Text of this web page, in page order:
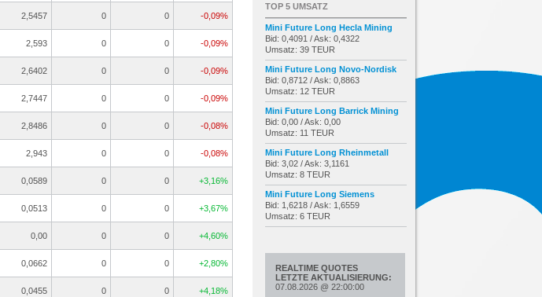
2,5457 0 0 -0,09%
2,593 0 0 -0,09%
2,6402 0 0 -0,09%
2,7447 0 0 -0,09%
2,8486 0 0 -0,08%
2,943 0 0 -0,08%
0,0589 0 0 +3,16%
0,0513 0 0 +3,67%
0,00 0 0 +4,60%
0,0662 0 0 +2,80%
0,0455 0 0 +4,18%
TOP 5 UMSATZ
Mini Future Long Hecla Mining
Bid: 0,4091 / Ask: 0,4322
Umsatz: 39 TEUR
Mini Future Long Novo-Nordisk
Bid: 0,8712 / Ask: 0,8863
Umsatz: 12 TEUR
Mini Future Long Barrick Mining
Bid: 0,00 / Ask: 0,00
Umsatz: 11 TEUR
Mini Future Long Rheinmetall
Bid: 3,02 / Ask: 3,1161
Umsatz: 8 TEUR
Mini Future Long Siemens
Bid: 1,6218 / Ask: 1,6559
Umsatz: 6 TEUR
REALTIME QUOTES
LETZTE AKTUALISIERUNG:
07.08.2026 @ 22:00:00